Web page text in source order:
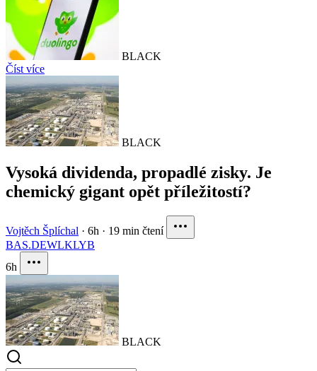
BLACK
Číst více
BLACK
Vysoká dividenda, propadlé zisky. Je
chemický gigant opět příležitostí?
Vojtěch Šplíchal · 6h · 19 min čtení
BAS.DEWLKLYB
6h
BLACK